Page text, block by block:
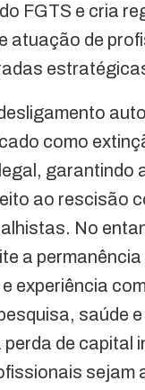
FGTS e cria
atuação de
como
garantindo
ao rescisão
No
a
experiência
saúde
de capital
sejam